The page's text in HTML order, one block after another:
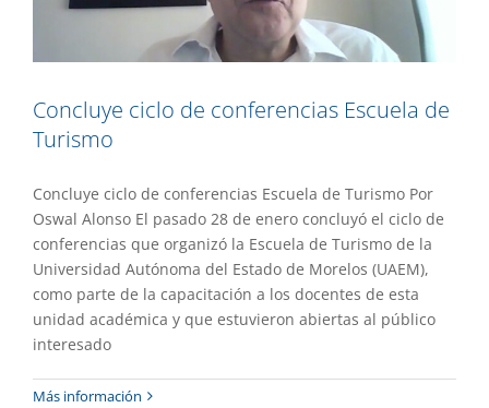
Concluye ciclo de conferencias Escuela de
Turismo
Concluye ciclo de conferencias Escuela de Turismo Por
Oswal Alonso El pasado 28 de enero concluyó el ciclo de
conferencias que organizó la Escuela de Turismo de la
Universidad Autónoma del Estado de Morelos (UAEM),
como parte de la capacitación a los docentes de esta
unidad académica y que estuvieron abiertas al público
interesado
Más información
Promueve investigadora la autogestión